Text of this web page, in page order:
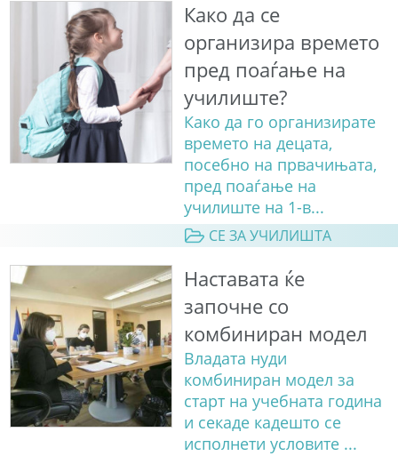
Како да се
организира времето
пред поаѓање на
училиште?
Како да го организирате
времето на децата,
посебно на првачињата,
пред поаѓање на
училиште на 1-в...
СЕ ЗА УЧИЛИШТА
Наставата ќе
започне со
комбиниран модел
Владата нуди
комбиниран модел за
старт на учебната година
и секаде кадешто се
исполнети условите ...